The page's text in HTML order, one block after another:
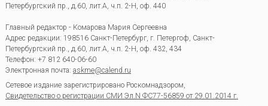
Петербургский пр., д.60, лит.А, ч.п. 2-Н, оф. 440
Главный редактор - Комарова Мария Сергеевна
Адрес редакции: 198516 Санкт-Петербург, г. Петергоф Санкт-
Петербургский пр., д.60, лит.А, ч.п. 2-Н, оф. 432, 434
Телефон: +7 812 640-06-60
Электронная почта: askme@calend.ru
Сетевое издание зарегистрировано Роскомнадзором,
Свидетельство о регистрации СМИ Эл.N ФС77-56859 от 29.01.2014 г.